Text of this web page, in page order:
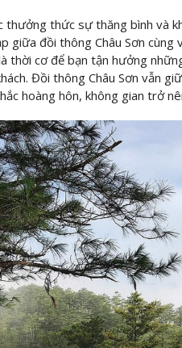
thưởng thức sự thăng bình và
giữa đồi thông Châu Sơn
thời cơ để bạn tận hưởng
Đồi thông Châu Sơn vẫn
hoàng hôn, không gian trở